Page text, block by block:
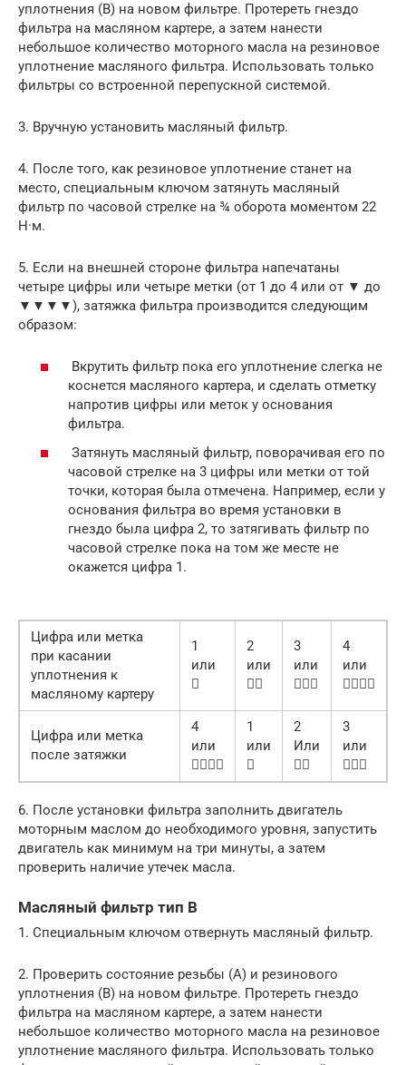
уплотнения (В) на новом фильтре. Протереть гнездо
фильтра на масляном картере, а затем нанести
небольшое количество моторного масла на резиновое
уплотнение масляного фильтра. Использовать только
фильтры со встроенной перепускной системой.
3. Вручную установить масляный фильтр.
4. После того, как резиновое уплотнение станет на
место, специальным ключом затянуть масляный
фильтр по часовой стрелке на ¾ оборота моментом 22
Н·м.
5. Если на внешней стороне фильтра напечатаны
четыре цифры или четыре метки (от 1 до 4 или от ▼ до
▼▼▼▼), затяжка фильтра производится следующим
образом:
Вкрутить фильтр пока его уплотнение слегка не
коснется масляного картера, и сделать отметку
напротив цифры или меток у основания
фильтра.
Затянуть масляный фильтр, поворачивая его по
часовой стрелке на 3 цифры или метки от той
точки, которая была отмечена. Например, если у
основания фильтра во время установки в
гнездо была цифра 2, то затягивать фильтр по
часовой стрелке пока на том же месте не
окажется цифра 1.
Цифра или метка
при касании
уплотнения к
масляному картеру
1
или

2
или

3
или

4
или

Цифра или метка
после затяжки
4
или

1
или

2
Или

3
или

6. После установки фильтра заполнить двигатель
моторным маслом до необходимого уровня, запустить
двигатель как минимум на три минуты, а затем
проверить наличие утечек масла.
Масляный фильтр тип В
1. Специальным ключом отвернуть масляный фильтр.
2. Проверить состояние резьбы (А) и резинового
уплотнения (В) на новом фильтре. Протереть гнездо
фильтра на масляном картере, а затем нанести
небольшое количество моторного масла на резиновое
уплотнение масляного фильтра. Использовать только